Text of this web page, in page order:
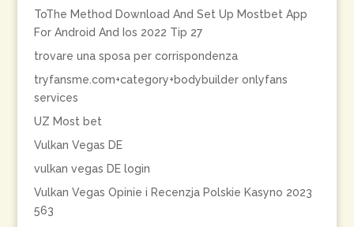
ToThe Method Download And Set Up Mostbet App
For Android And Ios 2022 Tip 27
trovare una sposa per corrispondenza
tryfansme.com+category+bodybuilder onlyfans
services
UZ Most bet
Vulkan Vegas DE
vulkan vegas DE login
Vulkan Vegas Opinie i Recenzja Polskie Kasyno 2023
563